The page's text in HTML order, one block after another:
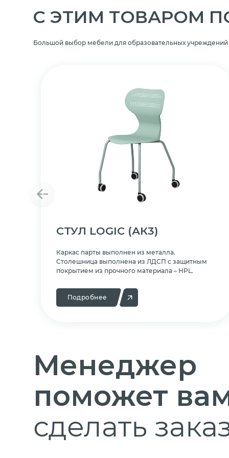
C ЭТИМ ТОВАРОМ
Большой выбор мебели для образовательных учреждений
СТУЛ LOGIC (АК3)
Каркас парты выполнен из металла.
Cтолешница выполнена из ЛДСП с защитным
покрытием из прочного материала – HPL.
Подробнее
Менеджер
поможет
сделать